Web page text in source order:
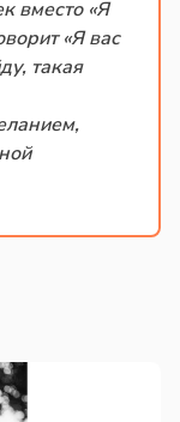
вместо «Я
«Я вас
такая